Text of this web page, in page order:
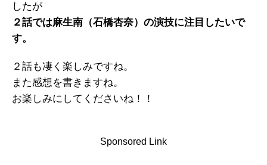
したが
２話では麻生南（石橋杏奈）の演技に注目したいで
す。
２話も凄く楽しみですね。
また感想を書きますね。
お楽しみにしてくださいね！！
Sponsored Link